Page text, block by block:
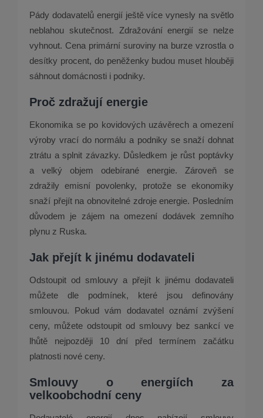
Pády dodavatelů energií ještě více vynesly na světlo
neblahou skutečnost. Zdražování energií se nelze
vyhnout. Cena primární suroviny na burze vzrostla o
desítky procent, do peněženky budou muset hlouběji
sáhnout domácnosti i podniky.
Proč zdražují energie
Ekonomika se po kovidových uzávěrech a omezení
výroby vrací do normálu a podniky se snaží dohnat
ztrátu a splnit závazky. Důsledkem je růst poptávky
a velký objem odebírané energie. Zároveň se
zdražily emisní povolenky, protože se ekonomiky
snaží přejít na obnovitelné zdroje energie. Posledním
důvodem je zájem na omezení dodávek zemního
plynu z Ruska.
Jak přejít k jinému dodavateli
Odstoupit od smlouvy a přejít k jinému dodavateli
můžete dle podmínek, které jsou definovány
smlouvou. Pokud vám dodavatel oznámí zvýšení
ceny, můžete odstoupit od smlouvy bez sankcí ve
lhůtě nejpozději 10 dní před termínem začátku
platnosti nové ceny.
Smlouvy o energiích za
velkoobchodní ceny